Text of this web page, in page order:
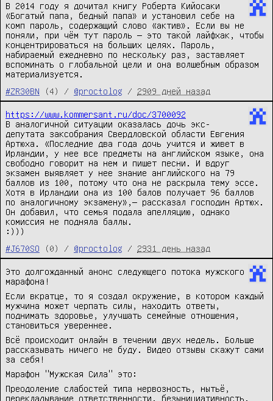
В 2014 году я дочитал книгу Роберта Кийосаки
«Богатый папа, бедный папа» и установил себе на
комп пароль, содержащий слово «актив». Если вы не
поняли, при чём тут пароль — это такой лайфхак, чтобы
концентрироваться на больших целях. Пароль,
набираемый ежедневно по нескольку раз, заставляет
вспоминать о глобальной цели и она волшебным образом
материализуется.
#ZR30BN
(4) / @proctolog / 2909 дней назад
https://www.kommersant.ru/doc/3700092
В аналогичной ситуации оказалась дочь экс-
депутата заксобрания Свердловской области Евгения
Артюха. «Последние два года дочь учится и живет в
Ирландии, у нее все предметы на английском языке, она
свободно говорит на нем и пишет песни. И вдруг
экзамен выявляет у нее знание английского на 79
баллов из 100, потому что она не раскрыла тему эссе.
Хотя в Ирландии она из 100 балов получает 96 баллов
по аналогичному экзамену»,— рассказал господин Артюх.
Он добавил, что семья подала апелляцию, однако
комиссия не подняла баллы.
:)))
#J670SO
(0) / @proctolog / 2931 день назад
Это долгожданный анонс следующего потока мужского
марафона!
Если вкратце, то я создал окружение, в котором каждый
мужчина может черпать силы, находить ответы,
поднимать здоровье, улучшать семейные отношения,
становиться увереннее.
Всё происходит онлайн в течении двух недель. Больше
рассказывать ничего не буду. Видео отзывы скажут сами
за себя!
Марафон "Мужская Сила" это:
Преодоление слабостей типа нервозность, нытьё,
перекладывание ответственности, безынициативность,